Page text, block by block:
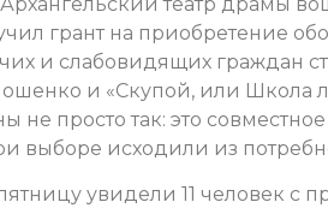
грант на приобретение
и слабовидящих граждан
и «Скупой, или Школа
не просто так: это
выборе исходили из
увидели 11 человек с